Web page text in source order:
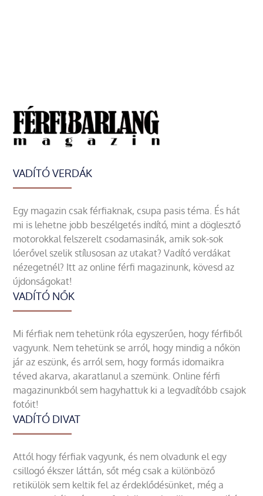
VADÍTÓ VERDÁK
Egy magazin csak férfiaknak, csupa pasis téma. És hát
mi is lehetne jobb beszélgetés indító, mint a döglesztő
motorokkal felszerelt csodamasinák, amik sok-sok
lóerővel szelik stílusosan az utakat? Vadító verdákat
nézegetnél? Itt az online férfi magazinunk, kövesd az
újdonságokat!
VADÍTÓ NŐK
Mi férfiak nem tehetünk róla egyszerűen, hogy férfiből
vagyunk. Nem tehetünk se arról, hogy mindig a nőkön
jár az eszünk, és arról sem, hogy formás idomaikra
téved akarva, akaratlanul a szemünk. Online férfi
magazinunkból sem hagyhattuk ki a legvadítóbb csajok
fotóit!
VADÍTÓ DIVAT
Attól hogy férfiak vagyunk, és nem olvadunk el egy
csillogó ékszer láttán, sőt még csak a különböző
retikülök sem keltik fel az érdeklődésünket, még a